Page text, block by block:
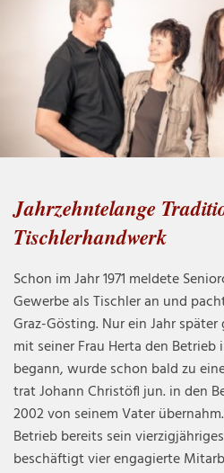
Jahrzehntelange
Tischlerhandwerk
Schon im Jahr 1971 meldete
Gewerbe als Tischler an und
Graz-Gösting. Nur ein Jahr
mit seiner Frau Herta den
begann, wurde schon bald zu
trat Johann Christöfl jun. in den
2002 von seinem Vater
Betrieb bereits sein
beschäftigt vier engagierte